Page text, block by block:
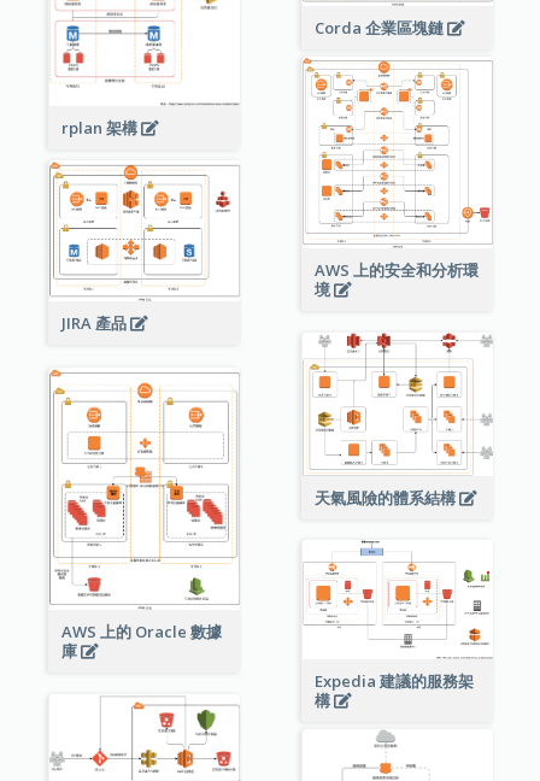
Corda 企業區塊鏈
rplan 架構
AWS 上的安全和分析環
境
JIRA 產品
天氣風險的體系結構
AWS 上的 Oracle 數據
庫
Expedia 建議的服務架
構